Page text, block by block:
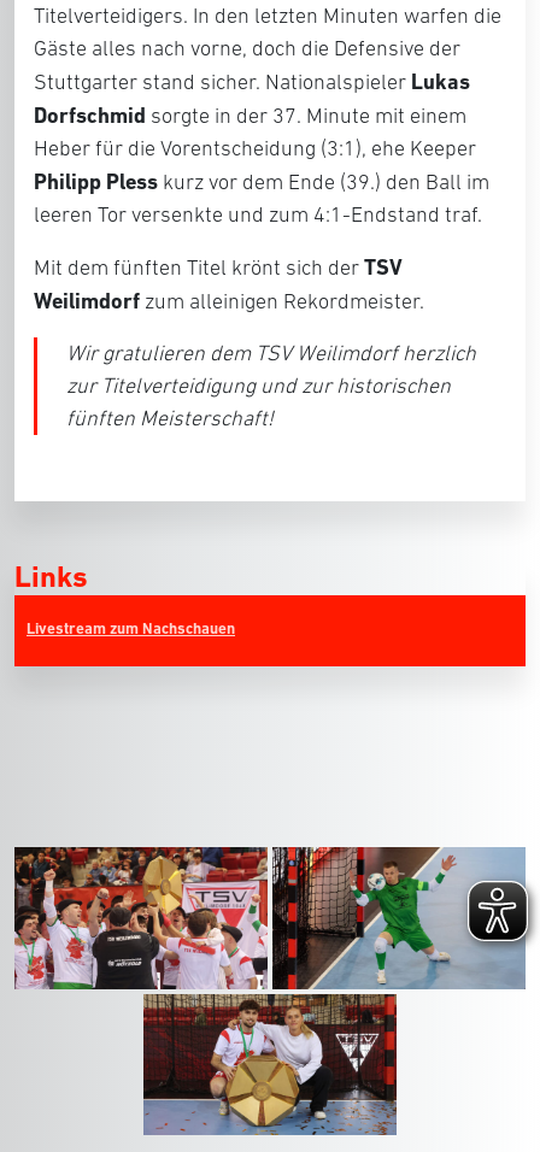
Titelverteidigers. In den letzten Minuten warfen die
Gäste alles nach vorne, doch die Defensive der
Stuttgarter stand sicher. Nationalspieler Lukas
Dorfschmid sorgte in der 37. Minute mit einem
Heber für die Vorentscheidung (3:1), ehe Keeper
Philipp Pless kurz vor dem Ende (39.) den Ball im
leeren Tor versenkte und zum 4:1-Endstand traf.
Mit dem fünften Titel krönt sich der TSV
Weilimdorf zum alleinigen Rekordmeister.
Wir gratulieren dem TSV Weilimdorf herzlich
zur Titelverteidigung und zur historischen
fünften Meisterschaft!
Links
Livestream zum Nachschauen